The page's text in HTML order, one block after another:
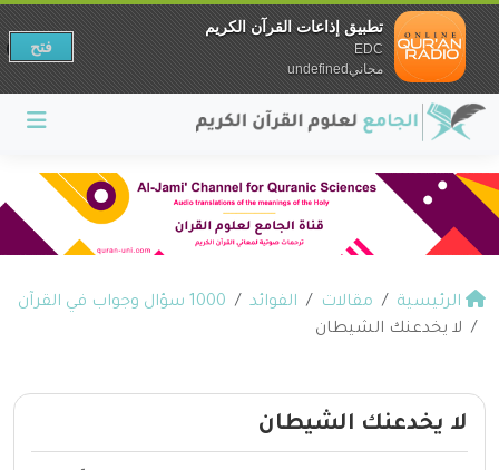
الرئيسية مقالات الفوائد
1000 سؤال وجواب في القرآن
لا يخدعنك الشيطان
لا يخدعنك الشيطان
تطبيق إذاعات القرآن الكريم
EDC
مجانيundefined
فتح